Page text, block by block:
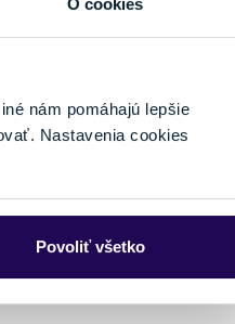
O cookies
nám pomáhajú lepšie
Nastavenia cookies
Povoliť všetko
Skladom - Ihneď k odberu